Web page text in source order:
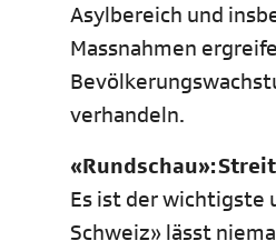
Asylbereich und
Massnahmen
verhandeln.
«Rundschau»:
Es ist der wichtigste
Schweiz» lässt